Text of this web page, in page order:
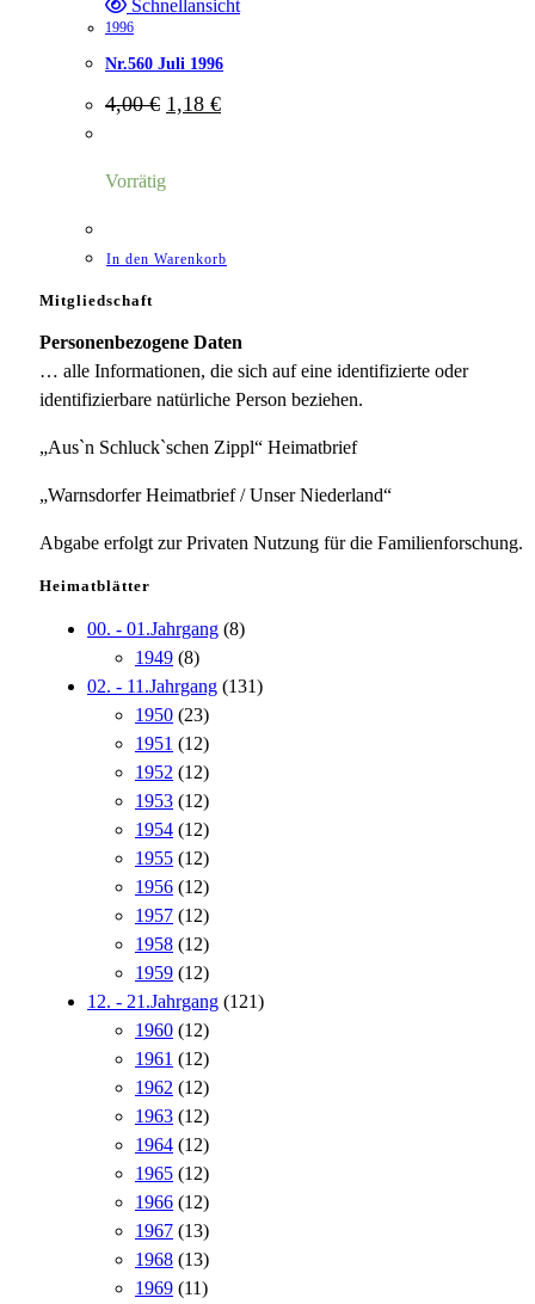
Schnellansicht
1996
Nr.560 Juli 1996
4,00€ Ursprünglicher
Preis
1,18 €Aktueller
Preis
Vorrätig
In den Warenkorb
Mitgliedschaft
Personenbezogene Daten
… alle Informationen, die sich auf eine identifizierte oder
identifizierbare natürliche Person beziehen.
„Aus`n Schluck`schen Zippl“ Heimatbrief
„Warnsdorfer Heimatbrief / Unser Niederland“
Abgabe erfolgt zur Privaten Nutzung für die Familienforschung.
Heimatblätter
00. - 01.Jahrgang (8)
1949 (8)
02. - 11.Jahrgang (131)
1950 (23)
1951 (12)
1952 (12)
1953 (12)
1954 (12)
1955 (12)
1956 (12)
1957 (12)
1958 (12)
1959 (12)
12. - 21.Jahrgang (121)
1960 (12)
1961 (12)
1962 (12)
1963 (12)
1964 (12)
1965 (12)
1966 (12)
1967 (13)
1968 (13)
1969 (11)